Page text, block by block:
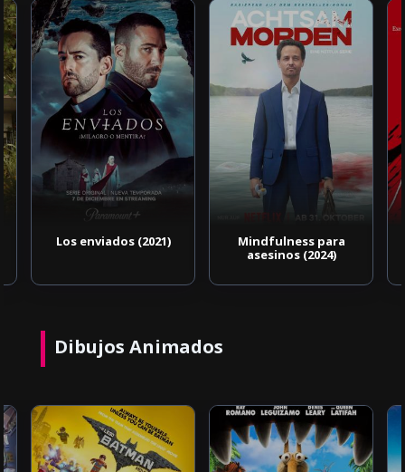
Los enviados (2021)
Mindfulness para
asesinos (2024)
Dibujos Animados